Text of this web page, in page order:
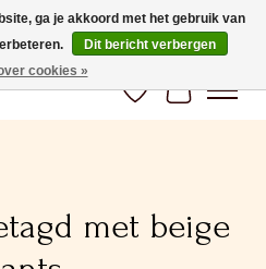
levering
Verlanglijst
met beige
ga je akkoord met het gebruik van
Dit bericht verbergen
cookies »